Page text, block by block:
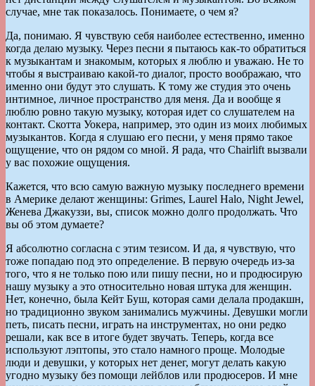
случае, мне так показалось. Понимаете, о чем я?
Да, понимаю. Я чувствую себя наиболее естественно, именно
когда делаю музыку. Через песни я пытаюсь как-то обратиться
к музыкантам и знакомым, которых я люблю и уважаю. Не то
чтобы я выстраиваю какой-то диалог, просто воображаю, что
именно они будут это слушать. К тому же студия это очень
интимное, личное пространство для меня. Да и вообще я
люблю ровно такую музыку, которая идет со слушателем на
контакт. Скотта Уокера, например, это один из моих любимых
музыкантов. Когда я слушаю его песни, у меня прямо такое
ощущение, что он рядом со мной. Я рада, что Chairlift вызвали
у вас похожие ощущения.
Кажется, что всю самую важную музыку последнего времени
в Америке делают женщины: Grimes, Laurel Halo, Night Jewel,
Женева Джакуззи, вы, список можно долго продолжать. Что
вы об этом думаете?
Я абсолютно согласна с этим тезисом. И да, я чувствую, что
тоже попадаю под это определение. В первую очередь из-за
того, что я не только пою или пишу песни, но и продюсирую
нашу музыку а это относительно новая штука для женщин.
Нет, конечно, была Кейт Буш, которая сами делала продакшн,
но традиционно звуком занимались мужчины. Девушки могли
петь, писать песни, играть на инструментах, но они редко
решали, как все в итоге будет звучать. Теперь, когда все
используют лэптопы, это стало намного проще. Молодые
люди и девушки, у которых нет денег, могут делать какую
угодно музыку без помощи лейблов или продюсеров. И мне